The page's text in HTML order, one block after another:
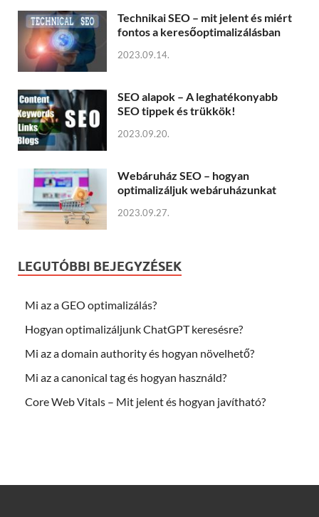
Technikai SEO – mit jelent és miért
fontos a keresőoptimalizálásban
2023.09.14.
SEO alapok – A leghatékonyabb
SEO tippek és trükkök!
2023.09.20.
Webáruház SEO – hogyan
optimalizáljuk webáruházunkat
2023.09.27.
LEGUTÓBBI BEJEGYZÉSEK
Mi az a GEO optimalizálás?
Hogyan optimalizáljunk ChatGPT keresésre?
Mi az a domain authority és hogyan növelhető?
Mi az a canonical tag és hogyan használd?
Core Web Vitals – Mit jelent és hogyan javítható?